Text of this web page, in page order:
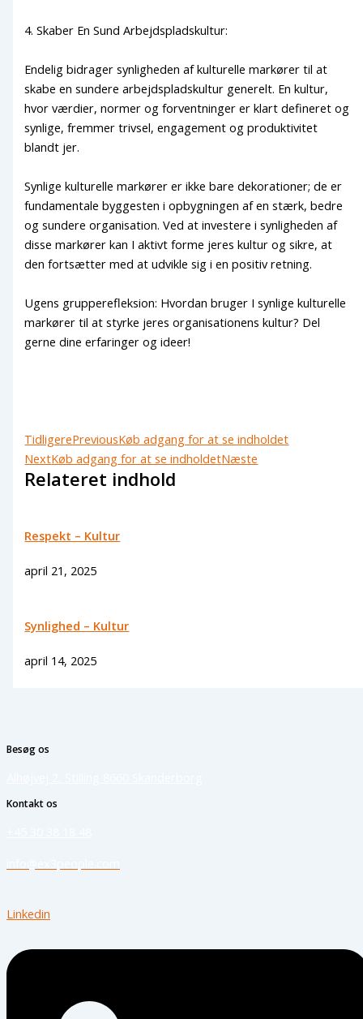
4. Skaber En Sund Arbejdspladskultur:
Endelig bidrager synligheden af kulturelle markører til at
skabe en sundere arbejdspladskultur generelt. En kultur,
hvor værdier, normer og forventninger er klart defineret og
synlige, fremmer trivsel, engagement og produktivitet
blandt jer.
Synlige kulturelle markører er ikke bare dekorationer; de er
fundamentale byggesten i opbygningen af en stærk, bedre
og sundere organisation. Ved at investere i synligheden af
disse markører kan I aktivt forme jeres kultur og sikre, at
den fortsætter med at udvikle sig i en positiv retning.
Ugens grupperefleksion: Hvordan bruger I synlige kulturelle
markører til at styrke jeres organisationens kultur? Del
gerne dine erfaringer og ideer!
TidligerePreviousKøb adgang for at se indholdet
NextKøb adgang for at se indholdetNæste
Relateret indhold
Respekt – Kultur
april 21, 2025
Synlighed – Kultur
april 14, 2025
Besøg os
Kontakt os
Linkedin